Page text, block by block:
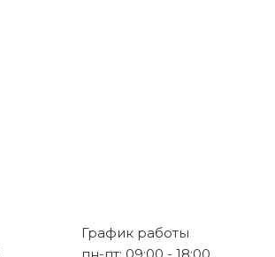
График работы
пн-пт: 09:00 - 18:00